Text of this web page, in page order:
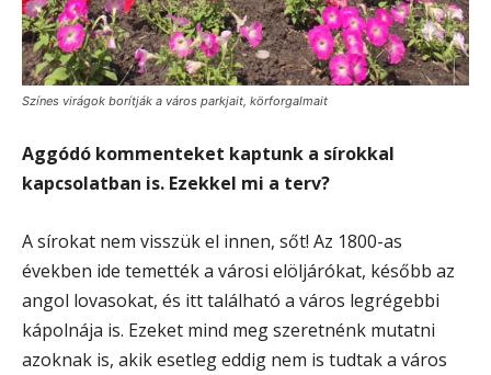
Színes virágok borítják a város parkjait, körforgalmait
Aggódó kommenteket kaptunk a sírokkal
kapcsolatban is. Ezekkel mi a terv?
A sírokat nem visszük el innen, sőt! Az 1800-as
években ide temették a városi elöljárókat, később az
angol lovasokat, és itt található a város legrégebbi
kápolnája is. Ezeket mind meg szeretnénk mutatni
azoknak is, akik esetleg eddig nem is tudtak a város